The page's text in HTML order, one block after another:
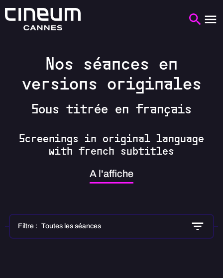
Nos séances en
versions originales
Sous titrée en français
Screenings in original language
with french subtitles
A l'affiche
Filtre : Toutes les séances